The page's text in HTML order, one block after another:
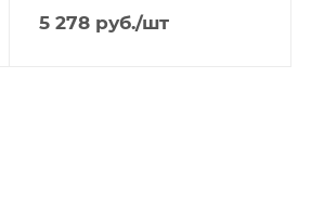
5 278 руб./шт